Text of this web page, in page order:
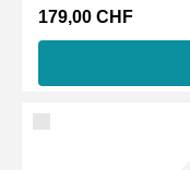
179,00 CHF